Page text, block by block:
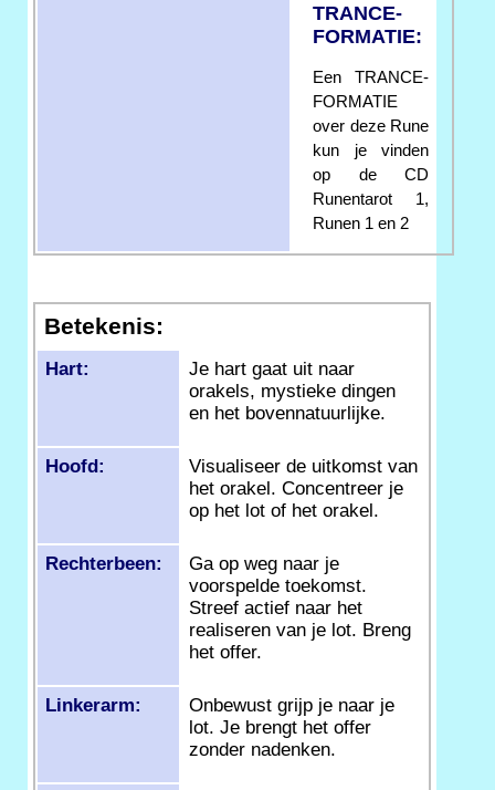
TRANCE-
FORMATIE:
Een TRANCE-
FORMATIE
over deze Rune
kun je vinden
op de CD
Runentarot 1,
Runen 1 en 2
Betekenis:
Hart:
Je hart gaat uit naar
orakels, mystieke dingen
en het bovennatuurlijke.
Hoofd:
Visualiseer de uitkomst van
het orakel. Concentreer je
op het lot of het orakel.
Rechterbeen:
Ga op weg naar je
voorspelde toekomst.
Streef actief naar het
realiseren van je lot. Breng
het offer.
Linkerarm:
Onbewust grijp je naar je
lot. Je brengt het offer
zonder nadenken.